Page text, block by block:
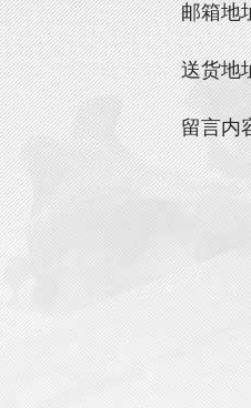
邮箱地
送货地
留言内